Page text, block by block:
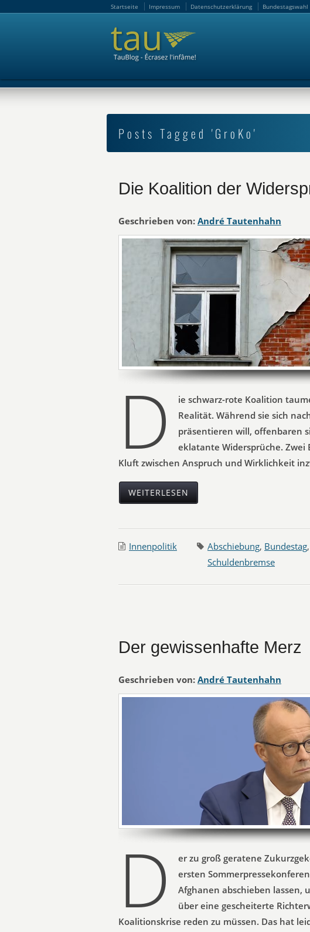
Startseite Impressum Datenschutzerklärung Bundestagswahl
Posts Tagged 'GroKo'
Die Koalition der
Geschrieben von: André Tautenhahn
D
ie schwarz-rote Koalition
Realität. Während sie sich
präsentieren will, offenbaren
eklatante Widersprüche. Zwei
Kluft zwischen Anspruch und Wirklichkeit
WEITERLESEN
Innenpolitik Abschiebung, Bundestag,
Schuldenbremse
Der gewissenhafte Merz
Geschrieben von: André Tautenhahn
D
er zu groß geratene
ersten
Afghanen abschieben lassen,
über eine gescheiterte
Koalitionskrise reden zu müssen. Das hat
Startseite Impressum Datenschutzerklärung Bundestagswahl